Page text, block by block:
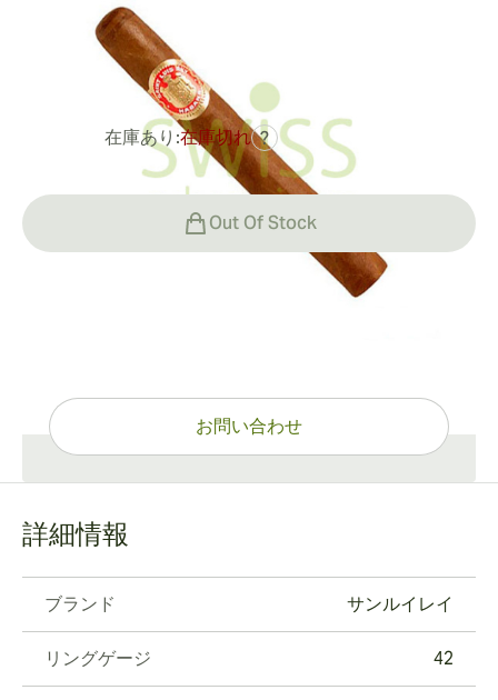
リングゲージ:42
0レビュー
在庫あり:在庫切れ ?
Out Of Stock
お問い合わせ
詳細情報
ブランド サンルイレイ
リングゲージ 42